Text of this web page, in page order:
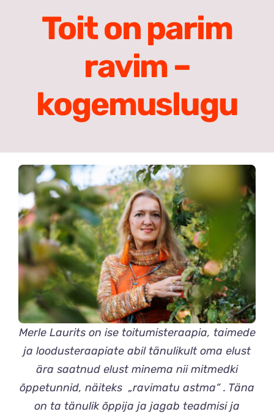
Toit on parim
ravim –
kogemuslugu
Merle Laurits on ise toitumisteraapia, taimede
ja loodusteraapiate abil tänulikult oma elust
ära saatnud elust minema nii mitmedki
õppetunnid, näiteks „ravimatu astma“ . Täna
on ta tänulik õppija ja jagab teadmisi ja